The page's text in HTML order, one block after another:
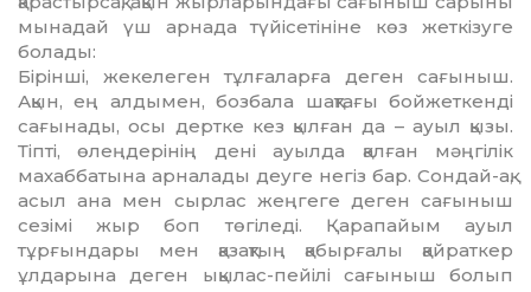
мынадай үш арнада түйісе­тініне көз жеткізуге
болады:
Бірінші, жекелеген тұлғаларға деген сағы­ныш.
Ақын, ең алдымен, бозбала шақтағы бой­жеткенді
сағынады, осы дертке кез қылған да – ауыл қызы.
Тіпті, өлеңдерінің дені ауылда қалған мәңгілік
махаббатына арналады деуге негіз бар. Сондай-ақ,
асыл ана мен сырлас жең­геге деген сағыныш
сезімі жыр боп төгіле­ді. Қарапайым ауыл
тұрғындары мен қазақтың қабырғалы қайраткер
ұлдарына деген ықылас-пейілі сағыныш болып